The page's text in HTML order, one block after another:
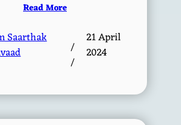
Read More
Saarthak
/
/
21 April
2024